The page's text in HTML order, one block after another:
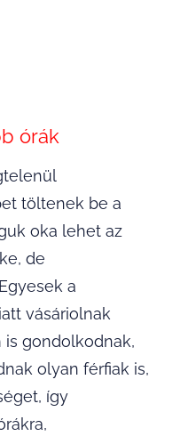
órák
töltenek be a
oka lehet az
de
a
vásáriolnak
is gondolkodnak,
olyan férfiak is,
így